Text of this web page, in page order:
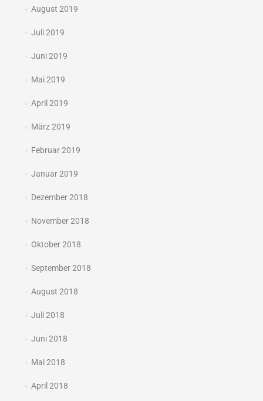
August 2019
Juli 2019
Juni 2019
Mai 2019
April 2019
März 2019
Februar 2019
Januar 2019
Dezember 2018
November 2018
Oktober 2018
September 2018
August 2018
Juli 2018
Juni 2018
Mai 2018
April 2018